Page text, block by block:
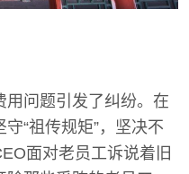
用问题引发了纠纷。在
“祖传规矩”，坚决不
面对老员工诉说着旧